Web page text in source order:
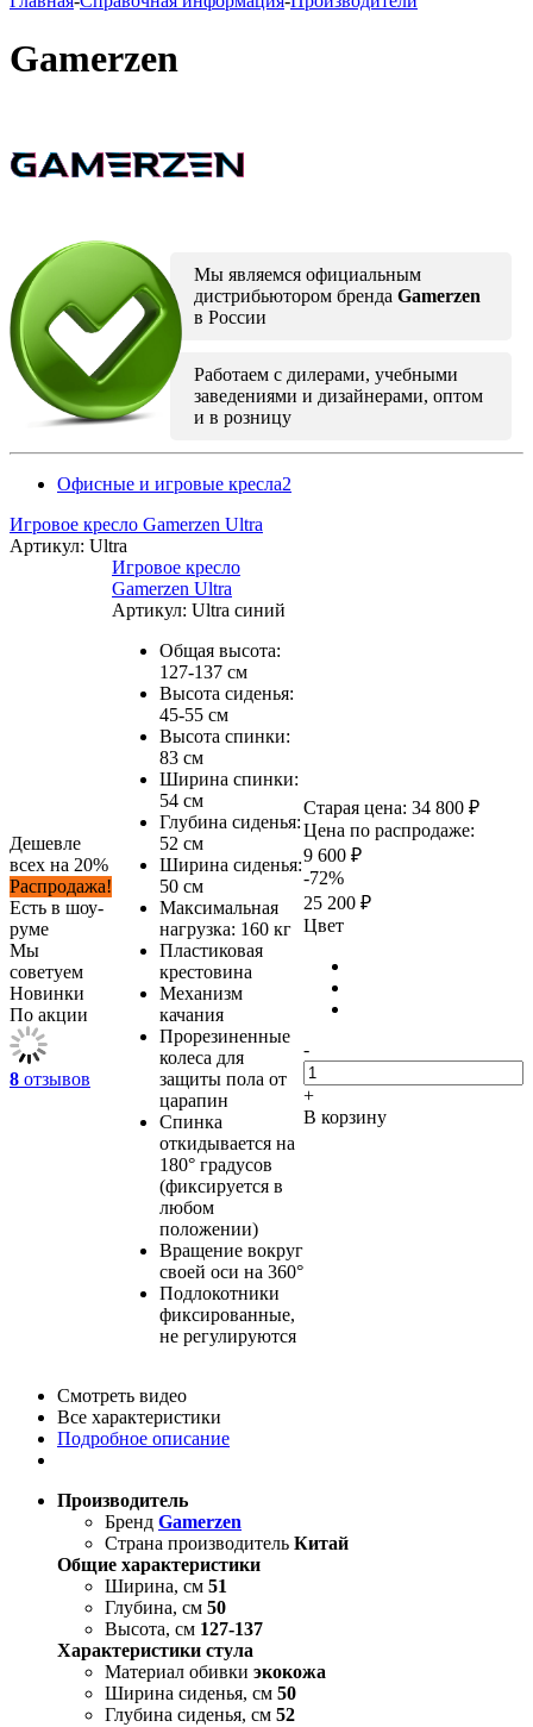
Gamerzen
Мы являемся официальным
дистрибьютором бренда Gamerzen
в России
Работаем с дилерами, учебными
заведениями и дизайнерами, оптом
и в розницу
Офисные и игровые кресла2
Игровое кресло Gamerzen Ultra
Артикул: Ultra
Дешевле
всех на 20%
Распродажа!
Есть в шоу-
руме
Мы
советуем
Новинки
По акции
8 отзывов
Игровое кресло
Gamerzen Ultra
Артикул: Ultra синий
Общая высота:
127-137 см
Высота сиденья:
45-55 см
Высота спинки:
83 см
Ширина спинки:
54 см
Глубина сиденья:
52 см
Ширина сиденья:
50 см
Максимальная
нагрузка: 160 кг
Пластиковая
крестовина
Механизм
качания
Прорезиненные
колеса для
защиты пола от
царапин
Спинка
откидывается на
180° градусов
(фиксируется в
любом
положении)
Вращение вокруг
своей оси на 360°
Подлокотники
фиксированные,
не регулируются
Старая цена: 34 800 ₽
Цена по распродаже:
9 600 ₽
-72%
25 200 ₽
Цвет
-
+
В корзину
Смотреть видео
Все характеристики
Подробное описание
Производитель
Бренд Gamerzen
Страна производитель Китай
Общие характеристики
Ширина, см 51
Глубина, см 50
Высота, см 127-137
Характеристики стула
Материал обивки экокожа
Ширина сиденья, см 50
Глубина сиденья, см 52